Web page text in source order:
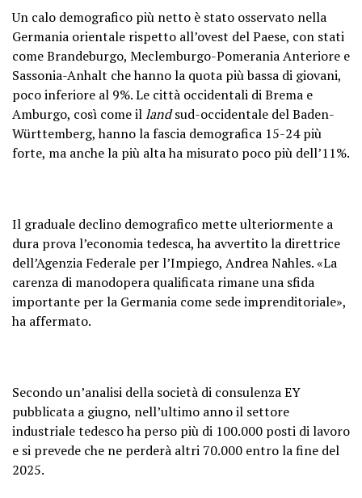
Un calo demografico più netto è stato osservato nella
Germania orientale rispetto all’ovest del Paese, con stati
come Brandeburgo, Meclemburgo-Pomerania Anteriore e
Sassonia-Anhalt che hanno la quota più bassa di giovani,
poco inferiore al 9%. Le città occidentali di Brema e
Amburgo, così come illandsud-occidentale del Baden-
Württemberg, hanno la fascia demografica 15-24 più
forte, ma anche la più alta ha misurato poco più dell’11%.
Il graduale declino demografico mette ulteriormente a
dura prova l’economia tedesca, ha avvertito la direttrice
dell’Agenzia Federale per l’Impiego, Andrea Nahles. «La
carenza di manodopera qualificata rimane una sfida
importante per la Germania come sede imprenditoriale»,
ha affermato.
Secondo un’analisi della società di consulenza EY
pubblicata a giugno, nell’ultimo anno il settore
industriale tedesco ha perso più di 100.000 posti di lavoro
e si prevede che ne perderà altri 70.000 entro la fine del
2025.